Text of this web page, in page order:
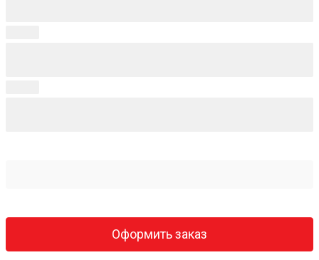
Оформить заказ